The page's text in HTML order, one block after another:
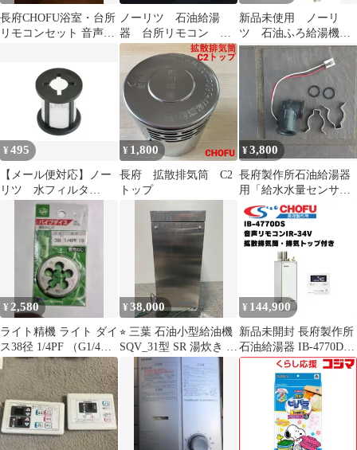
長府CHOFU浴室・台所
リモコンセット 音声リ
ノーリツ 石油給湯
器 台所リモコン
RC-9001MP
新品未使用 ノーリ
ツ 石油ふろ給湯機
エコフィール OQB-
CG4706WFF
¥495
【メール便対応】ノー
リツ 水フィルタ
（DTJ） 【品番：
DTJD005】
¥ 1,800
長府 拡散排気筒 C2
トップ
¥3,800
長府製作所石油給湯器
用「給水水量センサ
ー」KIBF3860SAG等
水流スイッチ
¥ 2,580
ライト精機 ライト ダイ
ス38径 1/4PF （G1/4）
19 SKS
¥38,000
⭐︎ 三葉 石油小型給油機
SQV_31型 SR 湯炊き 貯
湯湯沸器
¥ 144,900
新品未開封 長府製作所
石油給湯器 IB-4770DS
音声リモコン・拡散排
気筒・排気トップ付き